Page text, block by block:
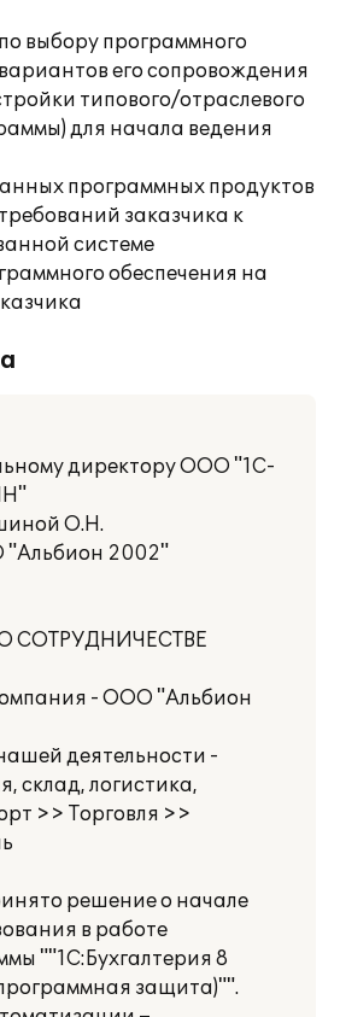
выбору программного
его сопровождения
типового/отраслевого
для начала ведения
программных продуктов
заказчика к
системе
обеспечения на
директору ООО "1С-
О.Н.
2002"
СОТРУДНИЧЕСТВЕ
- ООО "Альбион
деятельности -
склад, логистика,
>> Торговля >>
решение о начале
в работе
""1С:Бухгалтерия 8
защита)"".